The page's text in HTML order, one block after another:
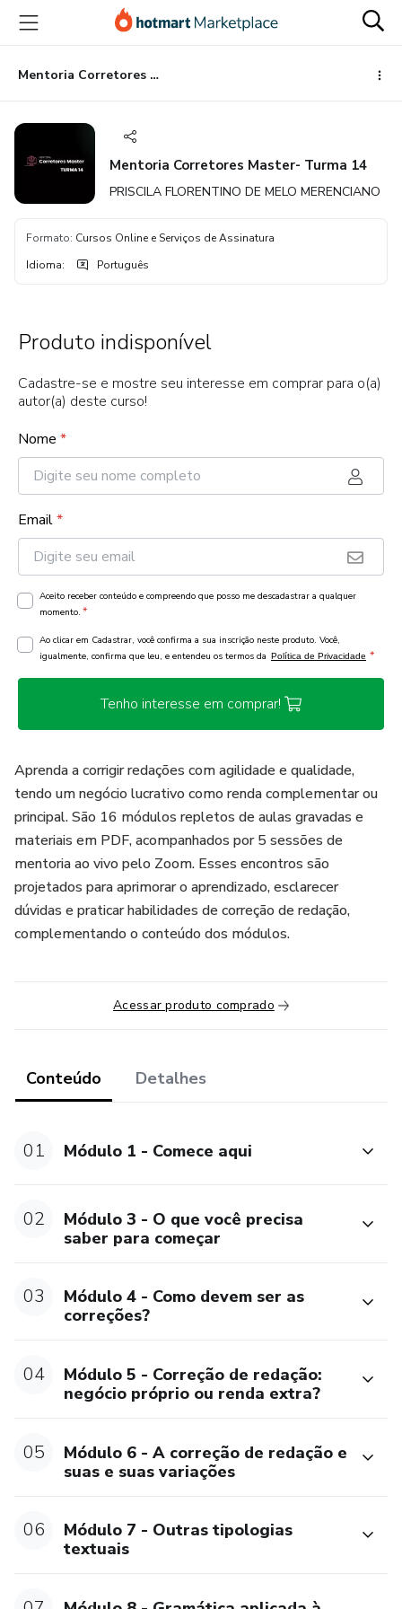
para
conteúdo
principal
para
pagamento
para
rodapé
Mentoria Corretores Master- Turma 14
Mentoria Corretores Master- Turma 14
PRISCILA FLORENTINO DE MELO MERENCIANO
Formato: Cursos Online e Serviços de Assinatura
Idioma: Português
Produto indisponível
Cadastre-se e mostre seu interesse em comprar para o(a)
autor(a) deste curso!
Nome *
Email*
Aceito receber conteúdo e compreendo que posso me descadastrar a qualquer
momento. *
Ao clicar em Cadastrar, você confirma a sua inscrição neste produto. Você,
igualmente, confirma que leu, e entendeu os termos da Política de Privacidade *
Tenho interesse em comprar!
Aprenda a corrigir redações com agilidade e qualidade,
tendo um negócio lucrativo como renda complementar ou
principal. São 16 módulos repletos de aulas gravadas e
materiais em PDF, acompanhados por 5 sessões de
mentoria ao vivo pelo Zoom. Esses encontros são
projetados para aprimorar o aprendizado, esclarecer
dúvidas e praticar habilidades de correção de redação,
complementando o conteúdo dos módulos.
Acessar produto comprado
Conteúdo Detalhes
01 Módulo 1 - Comece aqui
02
Módulo 3 - O que você precisa
saber para começar
03
Módulo 4 - Como devem ser as
correções?
04
Módulo 5 - Correção de redação:
negócio próprio ou renda extra?
05
Módulo 6 - A correção de redação e
suas e suas variações
06
Módulo 7 - Outras tipologias
textuais